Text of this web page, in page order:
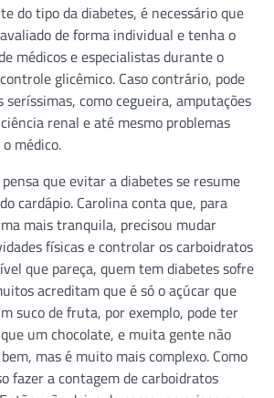
do tipo da diabetes, é necessário que
de forma individual e tenha o
médicos e especialistas durante o
glicêmico. Caso contrário, pode
seríssimas, como cegueira, amputações
renal e até mesmo problemas
médico.
que evitar a diabetes se resume
cardápio. Carolina conta que, para
mais tranquila, precisou mudar
físicas e controlar os carboidratos
que pareça, quem tem diabetes sofre
acreditam que é só o açúcar que
suco de fruta, por exemplo, pode ter
um chocolate, e muita gente não
mas é muito mais complexo. Como
fazer a contagem de carboidratos